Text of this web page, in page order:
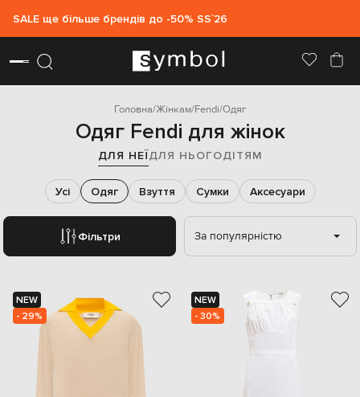
SALE ще більше брендів до -50% SS`26
Головна Жінкам Fendi Одяг
Одяг Fendi для жінок
ДЛЯ НЕЇДЛЯ НЬОГОДІТЯМ
Фільтри
Усі Одяг Взуття Сумки Аксесуари
За популярністю
NEW
- 29%
NEW
- 30%